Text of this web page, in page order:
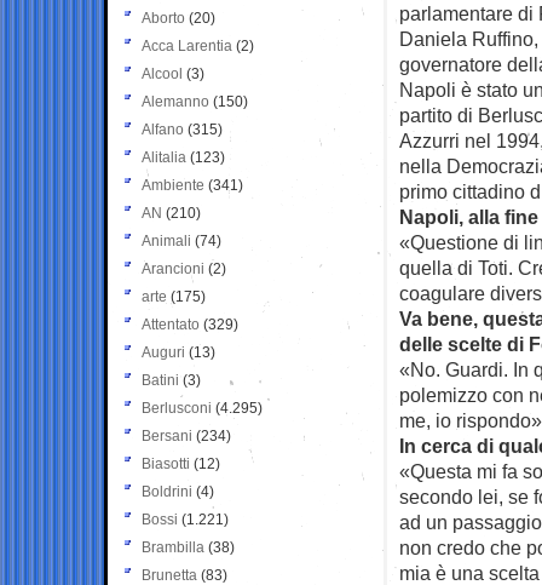
parlamentare di
Daniela
governatore
Napoli è stato
partito di
Azzurri nel
nella
primo cittadino
Napoli, alla
«Questione di
quella di Toti.
coagulare
Va bene,
delle scelte di
«No. Guardi. In
polemizzo con
me, io
In cerca di
«Questa mi fa
secondo lei, se
ad un
non credo che
mia è una
Aborto (20)
Acca Larentia (2)
Alcool (3)
Alemanno (150)
Alfano (315)
Alitalia (123)
Ambiente (341)
AN (210)
Animali (74)
Arancioni (2)
arte (175)
Attentato (329)
Auguri (13)
Batini (3)
Berlusconi (4.295)
Bersani (234)
Biasotti (12)
Boldrini (4)
Bossi (1.221)
Brambilla (38)
Brunetta (83)